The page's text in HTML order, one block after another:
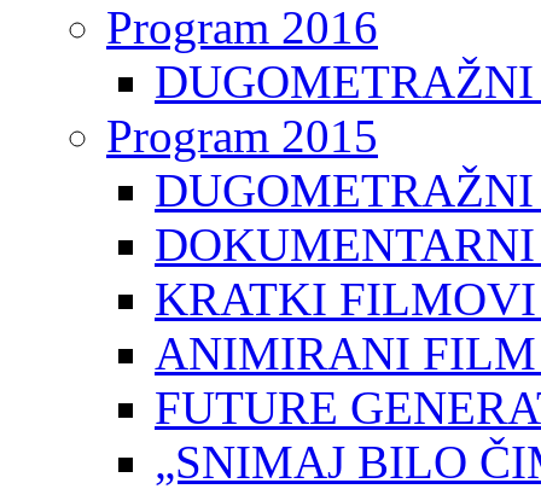
Program 2016
Program 2015
KRATKI FILMOVI
ANIMIRANI FILM
FUTURE
„SNIMAJ BILO